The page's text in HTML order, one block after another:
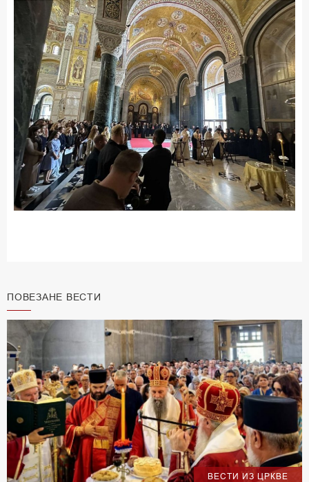
ПОВЕЗАНЕ ВЕСТИ
ВЕСТИ ИЗ ЦРКВЕ